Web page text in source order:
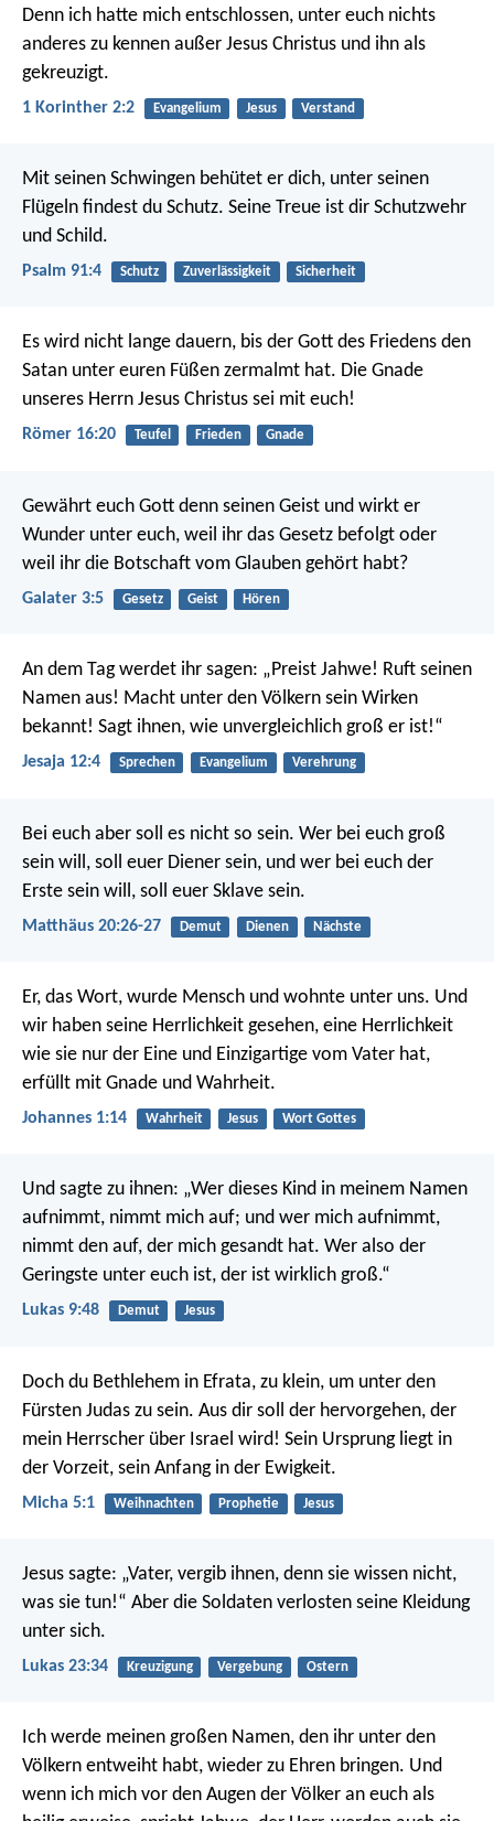
Denn ich hatte mich entschlossen, unter euch nichts
anderes zu kennen außer Jesus Christus und ihn als
gekreuzigt.
1 Korinther 2:2 Evangelium Jesus Verstand
Mit seinen Schwingen behütet er dich, unter seinen
Flügeln findest du Schutz. Seine Treue ist dir Schutzwehr
und Schild.
Psalm 91:4 Schutz Zuverlässigkeit Sicherheit
Es wird nicht lange dauern, bis der Gott des Friedens den
Satan unter euren Füßen zermalmt hat. Die Gnade
unseres Herrn Jesus Christus sei mit euch!
Römer 16:20 Teufel Frieden Gnade
Gewährt euch Gott denn seinen Geist und wirkt er
Wunder unter euch, weil ihr das Gesetz befolgt oder
weil ihr die Botschaft vom Glauben gehört habt?
Galater 3:5 Gesetz Geist Hören
An dem Tag werdet ihr sagen: „Preist Jahwe! Ruft seinen
Namen aus! Macht unter den Völkern sein Wirken
bekannt! Sagt ihnen, wie unvergleichlich groß er ist!“
Jesaja 12:4 Sprechen Evangelium Verehrung
Bei euch aber soll es nicht so sein. Wer bei euch groß
sein will, soll euer Diener sein, und wer bei euch der
Erste sein will, soll euer Sklave sein.
Matthäus 20:26-27 Demut Dienen Nächste
Er, das Wort, wurde Mensch und wohnte unter uns. Und
wir haben seine Herrlichkeit gesehen, eine Herrlichkeit
wie sie nur der Eine und Einzigartige vom Vater hat,
erfüllt mit Gnade und Wahrheit.
Johannes 1:14 Wahrheit Jesus Wort Gottes
Und sagte zu ihnen: „Wer dieses Kind in meinem Namen
aufnimmt, nimmt mich auf; und wer mich aufnimmt,
nimmt den auf, der mich gesandt hat. Wer also der
Geringste unter euch ist, der ist wirklich groß.“
Lukas 9:48 Demut Jesus
Doch du Bethlehem in Efrata, zu klein, um unter den
Fürsten Judas zu sein. Aus dir soll der hervorgehen, der
mein Herrscher über Israel wird! Sein Ursprung liegt in
der Vorzeit, sein Anfang in der Ewigkeit.
Micha 5:1 Weihnachten Prophetie Jesus
Jesus sagte: „Vater, vergib ihnen, denn sie wissen nicht,
was sie tun!“ Aber die Soldaten verlosten seine Kleidung
unter sich.
Lukas 23:34 Kreuzigung Vergebung Ostern
Ich werde meinen großen Namen, den ihr unter den
Völkern entweiht habt, wieder zu Ehren bringen. Und
wenn ich mich vor den Augen der Völker an euch als